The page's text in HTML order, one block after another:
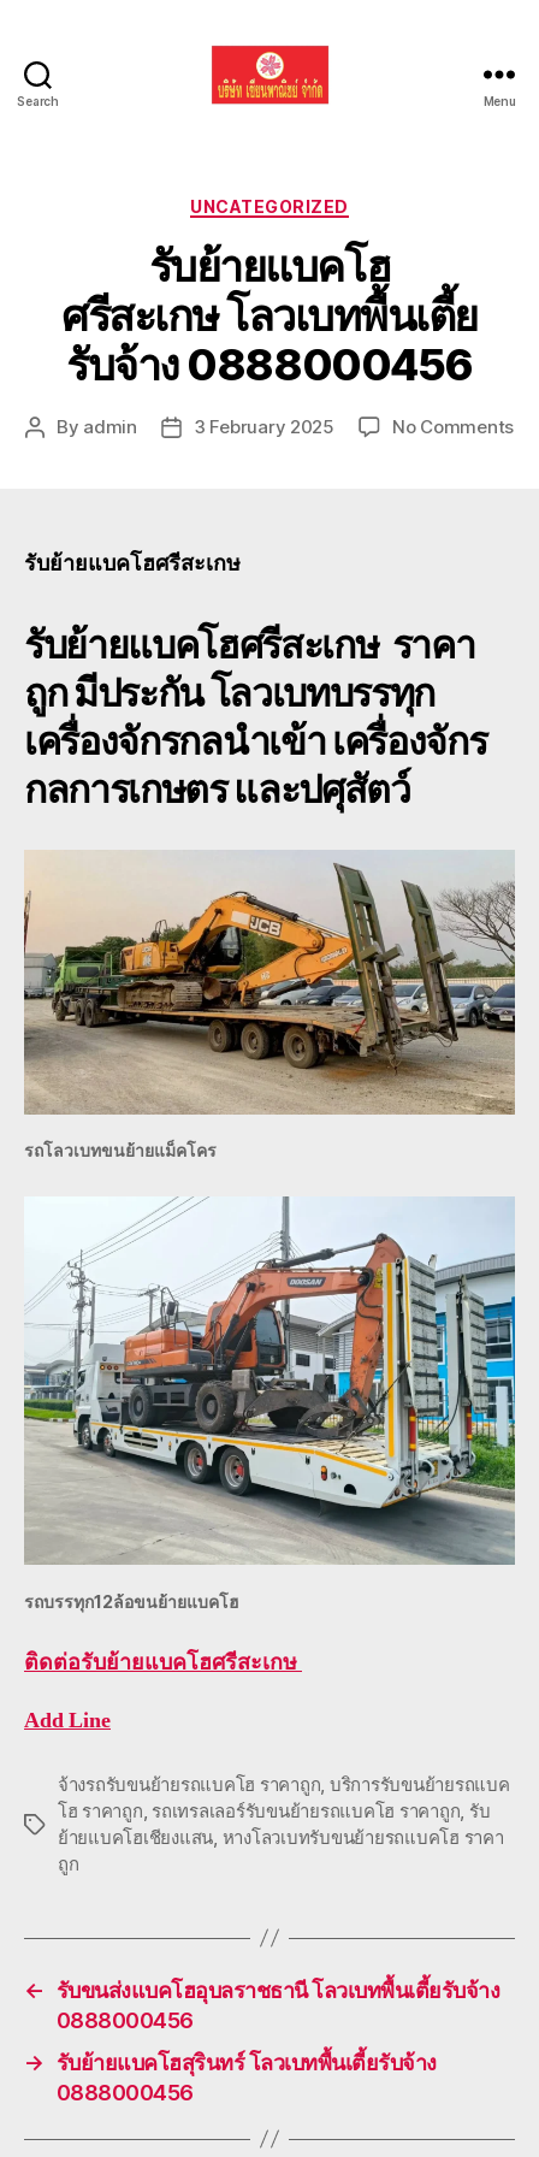
Search
รถ
โฮ
ทั่ว
ประเทศ.com
Menu
Categories
UNCATEGORIZED
รับย้ายแบคโฮ
ศรีสะเกษ โลวเบทพื้นเตี้ย
รับจ้าง 0888000456
Post
By admin
Post3 February 2025 No Commentson
รับย้ายแบคโฮศรีสะเกษ
รับย้ายแบคโฮศรีสะเกษ ราคา
ถูก มีประกัน โลวเบทบรรทุก
เครื่องจักรกลนำเข้า เครื่องจักร
กลการเกษตร และปศุสัตว์
รถโลวเบทขนย้ายแม็คโคร
รถบรรทุก12ล้อขนย้ายแบคโฮ
ติดต่อรับย้ายแบคโฮศรีสะเกษ
Add Line
Tags
จ้างรถรับขนย้ายรถแบคโฮ ราคาถูก, บริการรับขนย้ายรถแบค
โฮ ราคาถูก, รถเทรลเลอร์รับขนย้ายรถแบคโฮ ราคาถูก, รับ
ย้ายแบคโฮเชียงแสน, หางโลวเบทรับขนย้ายรถแบคโฮ ราคา
ถูก
←
รับขนส่งแบคโฮอุบลราชธานี โลวเบทพื้นเตี้ยรับจ้าง
0888000456
→
รับย้ายแบคโฮสุรินทร์ โลวเบทพื้นเตี้ยรับจ้าง
0888000456